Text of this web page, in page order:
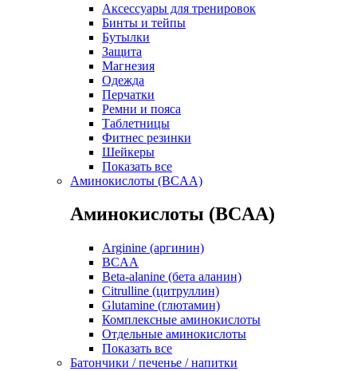
Аксессуары для тренировок
Бинты и тейпы
Бутылки
Защита
Магнезия
Одежда
Перчатки
Ремни и пояса
Таблетницы
Фитнес резинки
Шейкеры
Показать все
Аминокислоты (BCAA)
Аминокислоты (BCAA)
Arginine (аргинин)
BCAA
Beta-alanine (бета аланин)
Citrulline (цитруллин)
Glutamine (глютамин)
Комплексные аминокислоты
Отдельные аминокислоты
Показать все
Батончики / печенье / напитки